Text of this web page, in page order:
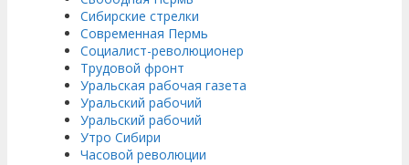
Сибирские стрелки
Современная Пермь
Социалист-революционер
Трудовой фронт
Уральская рабочая газета
Уральский рабочий
Уральский рабочий
Утро Сибири
Часовой революции